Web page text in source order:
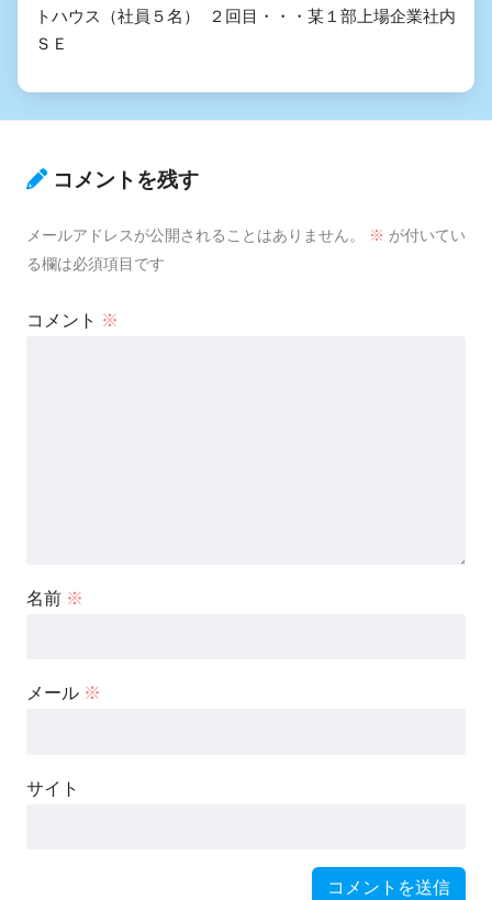
トハウス（社員５名） ２回目・・・某１部上場企業社内
ＳＥ
コメントを残す
メールアドレスが公開されることはありません。 ※ が付いてい
る欄は必須項目です
コメント ※
名前 ※
メール ※
サイト